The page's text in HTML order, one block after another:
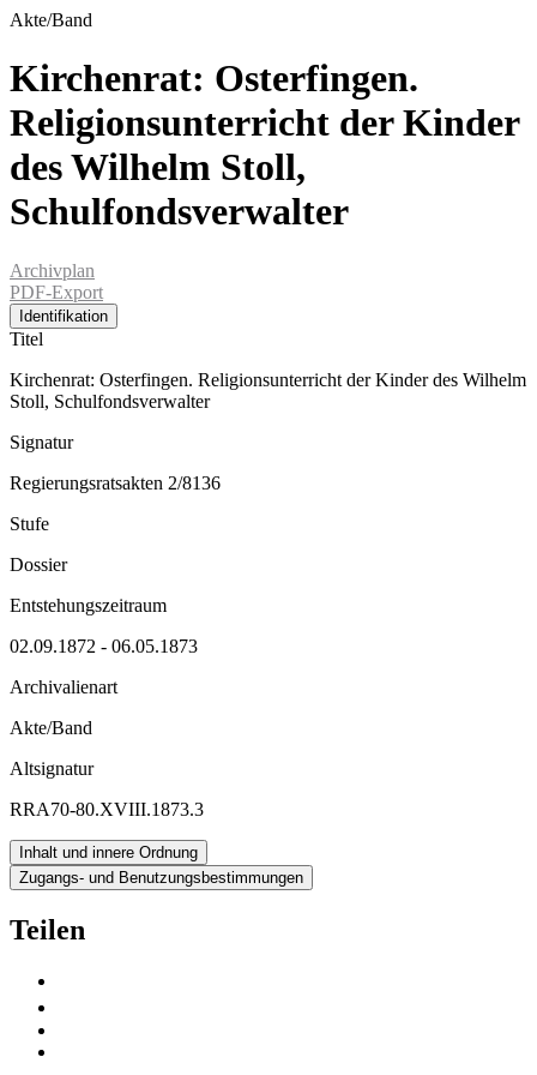
Akte/Band
Kirchenrat: Osterfingen.
Religionsunterricht der Kinder
des Wilhelm Stoll,
Schulfondsverwalter
Archivplan
PDF-Export
Identifikation
Titel
Kirchenrat: Osterfingen. Religionsunterricht der Kinder des Wilhelm
Stoll, Schulfondsverwalter
Signatur
Regierungsratsakten 2/8136
Stufe
Dossier
Entstehungszeitraum
02.09.1872 - 06.05.1873
Archivalienart
Akte/Band
Altsignatur
RRA70-80.XVIII.1873.3
Inhalt und innere Ordnung
Zugangs- und Benutzungsbestimmungen
Teilen